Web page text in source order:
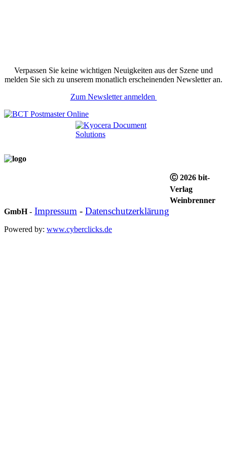
Verpassen Sie keine wichtigen Neuigkeiten aus der Szene und
melden Sie sich zu unserem monatlich erscheinenden Newsletter an.
Zum Newsletter anmelden
Ⓒ 2026 bit-
Verlag
Weinbrenner
GmbH- Impressum - Datenschutzerklärung
Powered by: www.cyberclicks.de